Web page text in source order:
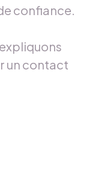
confiance.
un contact